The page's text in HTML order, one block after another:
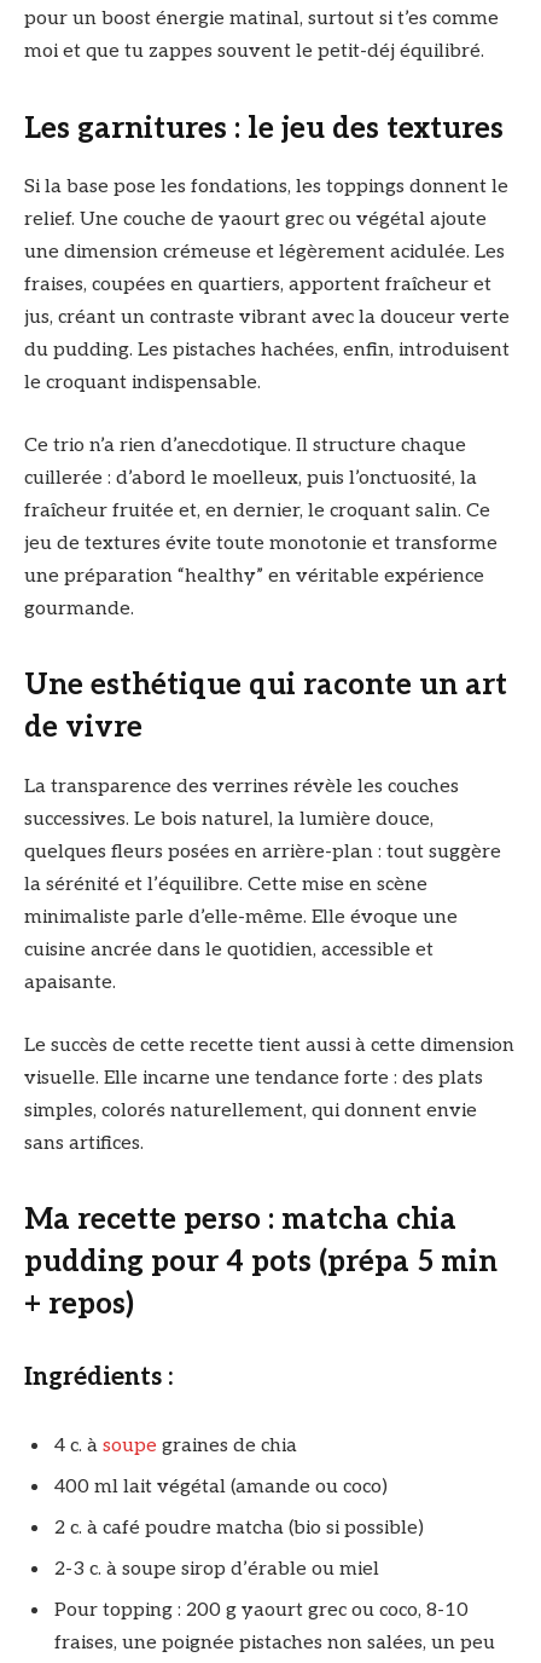
pour un boost énergie matinal, surtout si t’es comme
moi et que tu zappes souvent le petit-déj équilibré.
Les garnitures : le jeu des textures
Si la base pose les fondations, les toppings donnent le
relief. Une couche de yaourt grec ou végétal ajoute
une dimension crémeuse et légèrement acidulée. Les
fraises, coupées en quartiers, apportent fraîcheur et
jus, créant un contraste vibrant avec la douceur verte
du pudding. Les pistaches hachées, enfin, introduisent
le croquant indispensable.
Ce trio n’a rien d’anecdotique. Il structure chaque
cuillerée : d’abord le moelleux, puis l’onctuosité, la
fraîcheur fruitée et, en dernier, le croquant salin. Ce
jeu de textures évite toute monotonie et transforme
une préparation “healthy” en véritable expérience
gourmande.
Une esthétique qui raconte un art
de vivre
La transparence des verrines révèle les couches
successives. Le bois naturel, la lumière douce,
quelques fleurs posées en arrière-plan : tout suggère
la sérénité et l’équilibre. Cette mise en scène
minimaliste parle d’elle-même. Elle évoque une
cuisine ancrée dans le quotidien, accessible et
apaisante.
Le succès de cette recette tient aussi à cette dimension
visuelle. Elle incarne une tendance forte : des plats
simples, colorés naturellement, qui donnent envie
sans artifices.
Ma recette perso : matcha chia
pudding pour 4 pots (prépa 5 min
+ repos)
Ingrédients :
4 c. à soupe graines de chia
400 ml lait végétal (amande ou coco)
2 c. à café poudre matcha (bio si possible)
2-3 c. à soupe sirop d’érable ou miel
Pour topping : 200 g yaourt grec ou coco, 8-10
fraises, une poignée pistaches non salées, un peu